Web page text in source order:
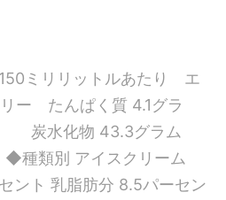
ミリリットルあたり エ
ー たんぱく質 4.1グラ
炭水化物 43.3グラム
◆種類別 アイスクリーム
ント 乳脂肪分 8.5パーセン